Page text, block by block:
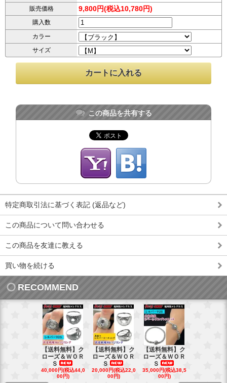
販売価格 9,800円(税込10,780円)
購入数
カラー
サイズ
この商品を共有する
特定商取引法に基づく表記 (返品など)
この商品について問い合わせる
この商品を友達に教える
買い物を続ける
RECOMMEND
【送料無料】ク
ローズ＆ＷＯＲ
Ｓ
40,000円(税込44,0
00円)
【送料無料】ク
ローズ＆ＷＯＲ
Ｓ
20,000円(税込22,0
00円)
【送料無料】ク
ローズ＆ＷＯＲ
Ｓ
35,000円(税込38,5
00円)